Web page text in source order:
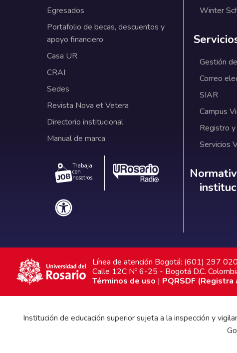
Egresados
Portafolio de becas, descuentos y
apoyo financiero
Casa UR
CRAI
Sedes
Revista Nova et Vetera
Directorio institucional
Manual de marca
Trabaja
con
nosotros.
Winter
Gestión
Correo
SIAR
Campus
Registro
Servicios
Línea de atención Bogotá: (601) 297
Calle 12C Nº 6-25 - Bogotá D.C.
Términos de uso | PQRSDF
Institución de educación superior sujeta a la inspección y